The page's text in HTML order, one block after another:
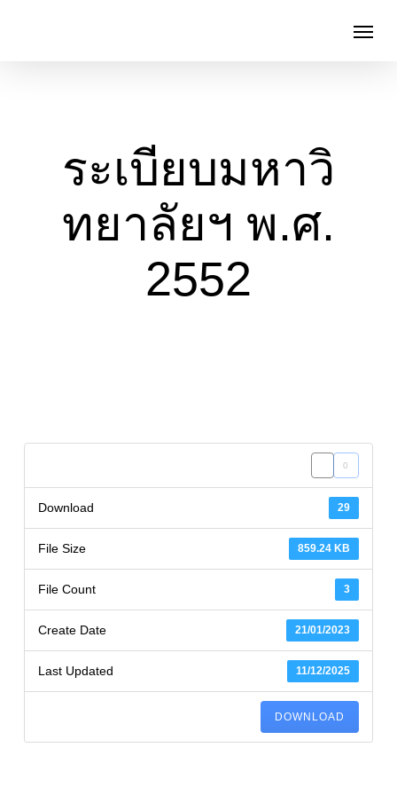
search
ระเบียบมหาวิ
ทยาลัยฯ พ.ศ.
2552
0
29
Download
859.24 KB
File Size
3
File Count
21/01/2023
Create Date
11/12/2025
Last Updated
DOWNLOAD